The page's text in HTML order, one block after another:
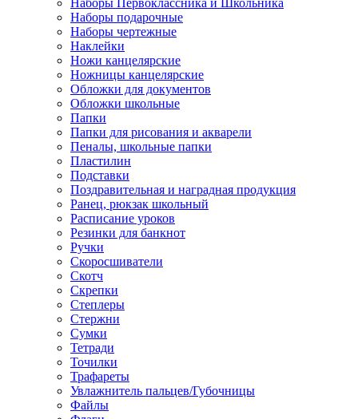
Наборы Первоклассника и Школьника
Наборы подарочные
Наборы чертежные
Наклейки
Ножи канцелярские
Ножницы канцелярские
Обложки для документов
Обложки школьные
Папки
Папки для рисования и акварели
Пеналы, школьные папки
Пластилин
Подставки
Поздравительная и наградная продукция
Ранец, рюкзак школьный
Расписание уроков
Резинки для банкнот
Ручки
Скоросшиватели
Скотч
Скрепки
Степлеры
Стержни
Сумки
Тетради
Точилки
Трафареты
Увлажнитель пальцев/Губочницы
Файлы